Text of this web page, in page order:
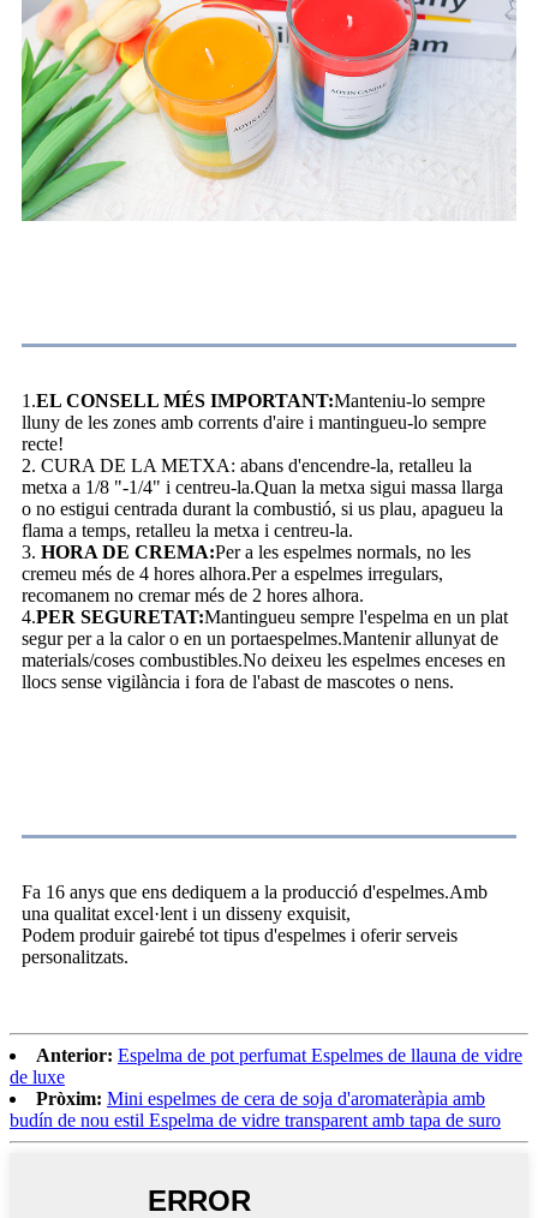
1.EL CONSELL MÉS IMPORTANT:Manteniu-lo sempre
lluny de les zones amb corrents d'aire i mantingueu-lo sempre
recte!
2. CURA DE LA METXA: abans d'encendre-la, retalleu la
metxa a 1/8 "-1/4" i centreu-la.Quan la metxa sigui massa llarga
o no estigui centrada durant la combustió, si us plau, apagueu la
flama a temps, retalleu la metxa i centreu-la.
3. HORA DE CREMA:Per a les espelmes normals, no les
cremeu més de 4 hores alhora.Per a espelmes irregulars,
recomanem no cremar més de 2 hores alhora.
4.PER SEGURETAT:Mantingueu sempre l'espelma en un plat
segur per a la calor o en un portaespelmes.Mantenir allunyat de
materials/coses combustibles.No deixeu les espelmes enceses en
llocs sense vigilància i fora de l'abast de mascotes o nens.
Fa 16 anys que ens dediquem a la producció d'espelmes.Amb
una qualitat excel·lent i un disseny exquisit,
Podem produir gairebé tot tipus d'espelmes i oferir serveis
personalitzats.
Anterior: Espelma de pot perfumat Espelmes de llauna de vidre
de luxe
Pròxim: Mini espelmes de cera de soja d'aromateràpia amb
budín de nou estil Espelma de vidre transparent amb tapa de suro